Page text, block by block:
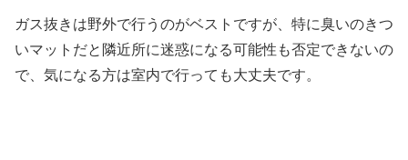
ガス抜きは野外で行うのがベストですが、特に臭いのきつ
いマットだと隣近所に迷惑になる可能性も否定できないの
で、気になる方は室内で行っても大丈夫です。